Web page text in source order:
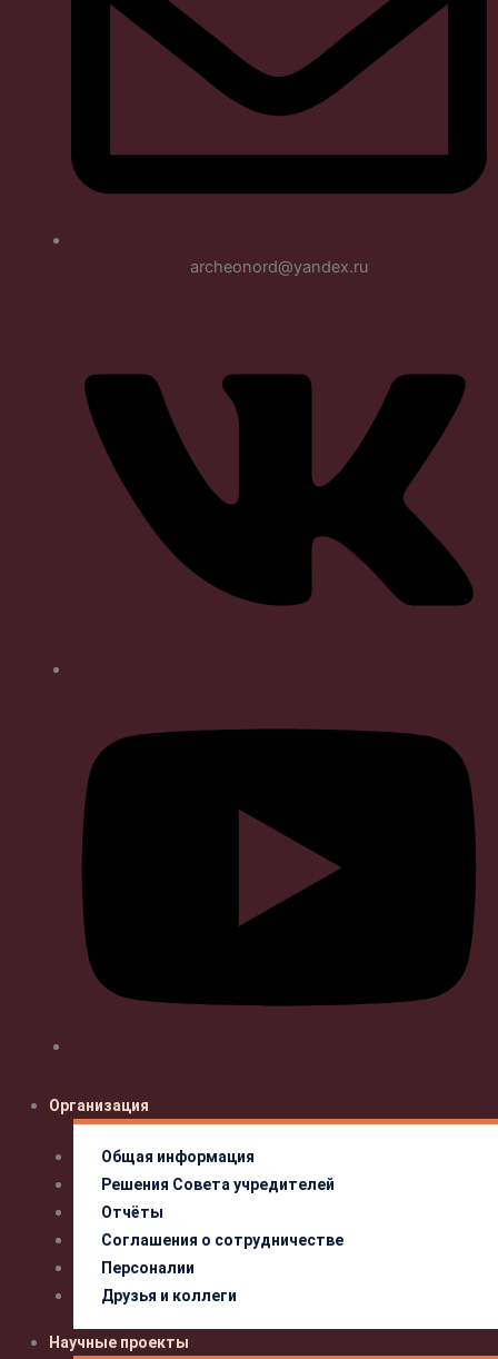
archeonord@yandex.ru
Организация
Общая информация
Решения Совета учредителей
Отчёты
Соглашения о сотрудничестве
Персоналии
Друзья и коллеги
Научные проекты